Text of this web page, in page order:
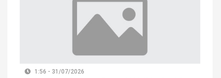
1:56 - 31/07/2026